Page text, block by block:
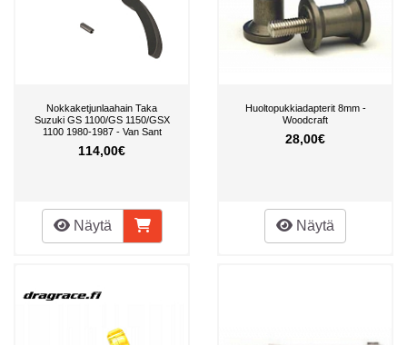
Nokkaketjunlaahain Taka
Suzuki GS 1100/GS 1150/GSX
1100 1980-1987 - Van Sant
114,00€
Näytä
Huoltopukkiadapterit 8mm -
Woodcraft
28,00€
Näytä